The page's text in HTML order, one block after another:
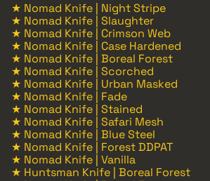
★ Nomad Knife | Night Stripe
★ Nomad Knife | Slaughter
★ Nomad Knife | Crimson Web
★ Nomad Knife | Case Hardened
★ Nomad Knife | Boreal Forest
★ Nomad Knife | Scorched
★ Nomad Knife | Urban Masked
★ Nomad Knife | Fade
★ Nomad Knife | Stained
★ Nomad Knife | Safari Mesh
★ Nomad Knife | Blue Steel
★ Nomad Knife | Forest DDPAT
★ Nomad Knife | Vanilla
★ Huntsman Knife | Boreal Forest